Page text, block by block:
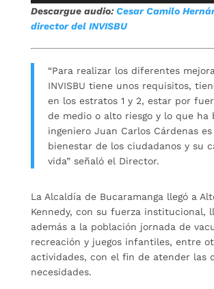
audio
Descargue audio:Cesar Camilo
director del INVISBU
“Para realizar los diferentes
INVISBU tiene unos requisitos,
en los estratos 1 y 2, estar por
de medio o alto riesgo y lo que ha
ingeniero Juan Carlos Cárdenas
bienestar de los ciudadanos y su
vida” señaló el Director.
La Alcaldía de Bucaramanga llegó a
Kennedy, con su fuerza institucional,
además a la población jornada de
recreación y juegos infantiles, entre
actividades, con el fin de atender las
necesidades.